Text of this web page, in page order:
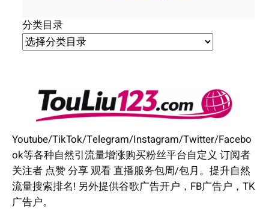
分类目录
Youtube/TikTok/Telegram/Instagram/Twitter/Facebo
ok等各种自然引流量增涨购买粉丝平台自定义 订阅者
关注者 点赞 分享 观看 直播服务包周/包月。提升自然
流量搜索排名! 另外提供谷歌广告开户，FB广告户，TK
广告户。